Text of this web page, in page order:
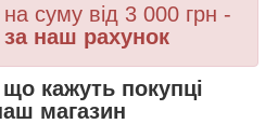
суму від 3 000 грн -
за наш рахунок
кажуть покупці
магазин